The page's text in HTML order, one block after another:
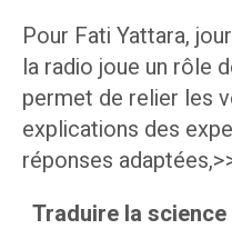
Pour Fati Yattara,
la radio joue un rôle
permet de relier les
explications des
réponses
Traduire la